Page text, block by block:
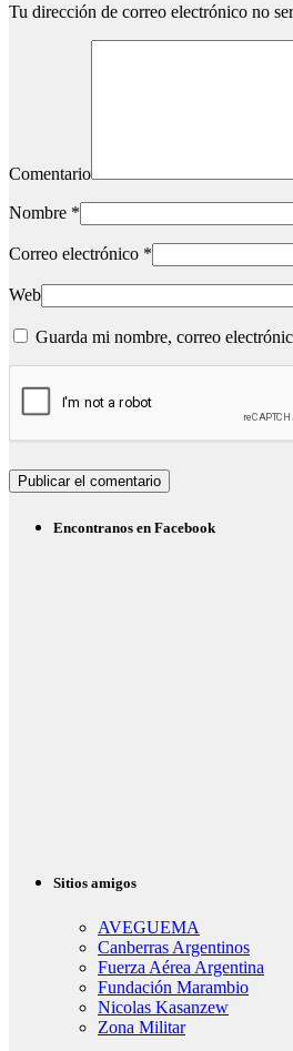
Tu dirección de correo electrónico no
Comentario
Nombre *
Correo electrónico *
Web
Guarda mi nombre, correo
Encontranos en Facebook
Sitios amigos
AVEGUEMA
Canberras Argentinos
Fuerza Aérea Argentina
Fundación Marambio
Nicolas Kasanzew
Zona Militar